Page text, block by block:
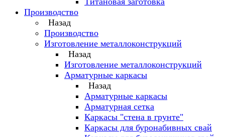
Производство
Назад
Производство
Изготовление металлоконструкций
Назад
Изготовление металлоконструкций
Арматурные каркасы
Назад
Арматурные каркасы
Арматурная сетка
Каркасы "стена в грунте"
Каркасы для буронабивных свай